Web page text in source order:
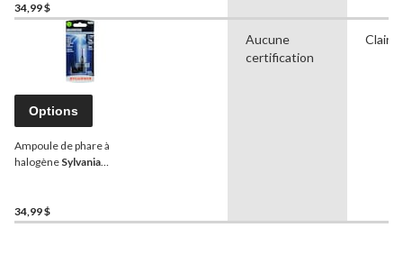
34,99 $
Options
Ampoule de phare à
halogène Sylvania
34,99 $
Aucune
certification
Clair